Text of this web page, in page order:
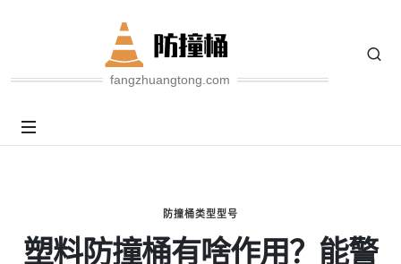
fangzhuangtong.com
防撞桶类型型号
塑料防撞桶有啥作用？能警